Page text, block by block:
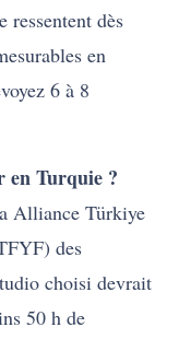
ressentent dès
en
6 à 8
en Turquie ?
Alliance Türkiye
des
choisi devrait
50 h de